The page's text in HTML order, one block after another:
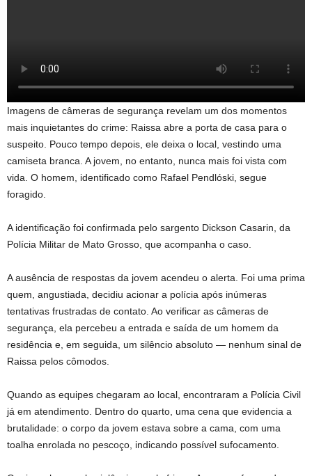
Imagens de câmeras de segurança revelam um dos momentos
mais inquietantes do crime: Raissa abre a porta de casa para o
suspeito. Pouco tempo depois, ele deixa o local, vestindo uma
camiseta branca. A jovem, no entanto, nunca mais foi vista com
vida. O homem, identificado como Rafael Pendlóski, segue
foragido.
A identificação foi confirmada pelo sargento Dickson Casarin, da
Polícia Militar de Mato Grosso, que acompanha o caso.
A ausência de respostas da jovem acendeu o alerta. Foi uma prima
quem, angustiada, decidiu acionar a polícia após inúmeras
tentativas frustradas de contato. Ao verificar as câmeras de
segurança, ela percebeu a entrada e saída de um homem da
residência e, em seguida, um silêncio absoluto — nenhum sinal de
Raissa pelos cômodos.
Quando as equipes chegaram ao local, encontraram a Polícia Civil
já em atendimento. Dentro do quarto, uma cena que evidencia a
brutalidade: o corpo da jovem estava sobre a cama, com uma
toalha enrolada no pescoço, indicando possível sufocamento.